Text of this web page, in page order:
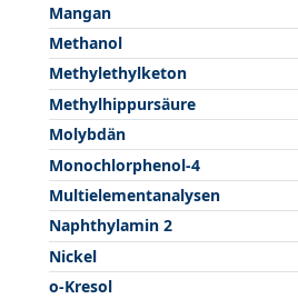
Mangan
Methanol
Methylethylketon
Methylhippursäure
Molybdän
Monochlorphenol-4
Multielementanalysen
Naphthylamin 2
Nickel
o-Kresol